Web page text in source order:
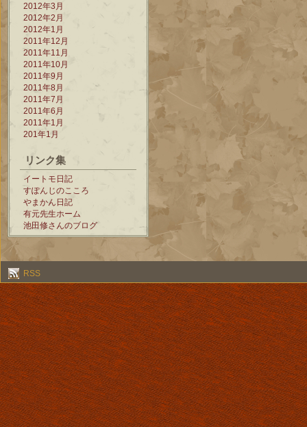
2012年3月
2012年2月
2012年1月
2011年12月
2011年11月
2011年10月
2011年9月
2011年8月
2011年7月
2011年6月
2011年1月
201年1月
リンク集
イートモ日記
すぽんじのこころ
やまかん日記
有元先生ホーム
池田修さんのブログ
RSS